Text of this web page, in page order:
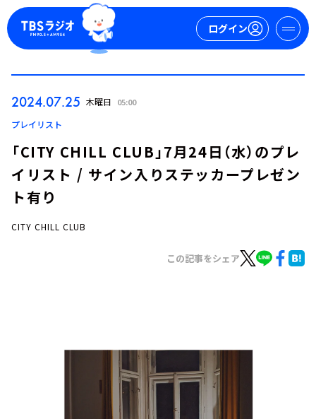
ログイン
2024.07.25 木曜日 05:00
プレイリスト
「CITY CHILL CLUB」7月24日（水）のプレ
イリスト / サイン入りステッカープレゼン
ト有り
CITY CHILL CLUB
この記事をシェア